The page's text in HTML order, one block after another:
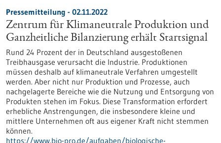
Pressemitteilung - 02.11.2022
Zentrum für Klimaneutrale Produktion und
Ganzheitliche Bilanzierung erhält Startsignal
Rund 24 Prozent der in Deutschland ausgestoßenen
Treibhausgase verursacht die Industrie. Produktionen
müssen deshalb auf klimaneutrale Verfahren umgestellt
werden. Aber nicht nur Produktion und Prozesse, auch
nachgelagerte Bereiche wie die Nutzung und Entsorgung von
Produkten stehen im Fokus. Diese Transformation erfordert
erhebliche Anstrengungen, die insbesondere kleine und
mittlere Unternehmen oft aus eigener Kraft nicht stemmen
können.
https://www.bio-pro.de/aufgaben/biologische-